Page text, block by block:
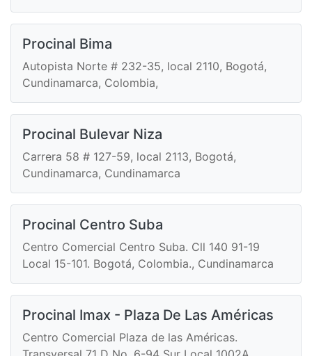
Procinal Bima
Autopista Norte # 232-35, local 2110, Bogotá,
Cundinamarca, Colombia,
Procinal Bulevar Niza
Carrera 58 # 127-59, local 2113, Bogotá,
Cundinamarca, Cundinamarca
Procinal Centro Suba
Centro Comercial Centro Suba. Cll 140 91-19
Local 15-101. Bogotá, Colombia., Cundinamarca
Procinal Imax - Plaza De Las Américas
Centro Comercial Plaza de las Américas.